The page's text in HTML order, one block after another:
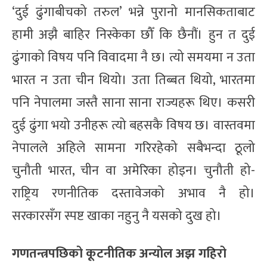
‘दुई ढुंगाबीचको तरुल’ भन्ने पुरानो मानसिकताबाट
हामी अझै बाहिर निस्केका छौँ कि छैनौं। हुन त दुई
ढुंगाको विषय पनि विवादमा नै छ। त्यो समयमा न उता
भारत न उता चीन थियो। उता तिब्बत थियो, भारतमा
पनि नेपालमा जस्तै साना साना राज्यहरू थिए। कसरी
दुई ढुंगा भयो उनीहरू त्यो बहसकै विषय छ। वास्तवमा
नेपालले अहिले सामना गरिरहेको सबैभन्दा ठूलो
चुनौती भारत, चीन वा अमेरिका होइन। चुनौती हो-
राष्ट्रिय रणनीतिक दस्तावेजको अभाव नै हो।
सरकारसँग स्पष्ट खाका नहुनु नै यसको दुख हो।
गणतन्त्रपछिको कूटनीतिक अन्योल अझ गहिरो